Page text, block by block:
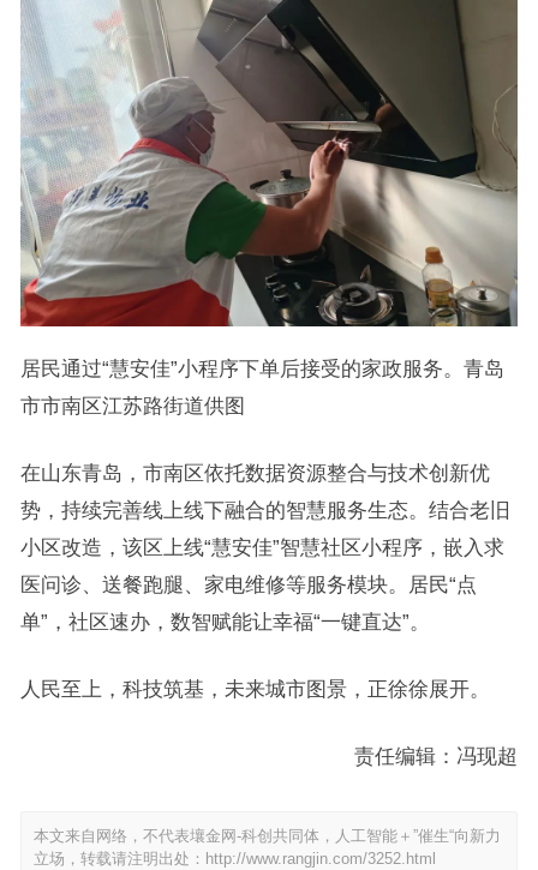
居民通过“慧安佳”小程序下单后接受的家政服务。青岛
市市南区江苏路街道供图
在山东青岛，市南区依托数据资源整合与技术创新优
势，持续完善线上线下融合的智慧服务生态。结合老旧
小区改造，该区上线“慧安佳”智慧社区小程序，嵌入求
医问诊、送餐跑腿、家电维修等服务模块。居民“点
单”，社区速办，数智赋能让幸福“一键直达”。
人民至上，科技筑基，未来城市图景，正徐徐展开。
责任编辑：冯现超
本文来自网络，不代表壤金网-科创共同体，人工智能＋”催生“向新力
立场，转载请注明出处： http://www.rangjin.com/3252.html